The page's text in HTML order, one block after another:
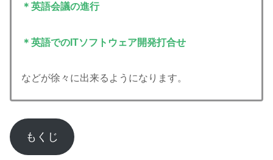
＊英語会議の進行
＊英語でのITソフトウェア開発打合せ
などが徐々に出来るようになります。
もくじ